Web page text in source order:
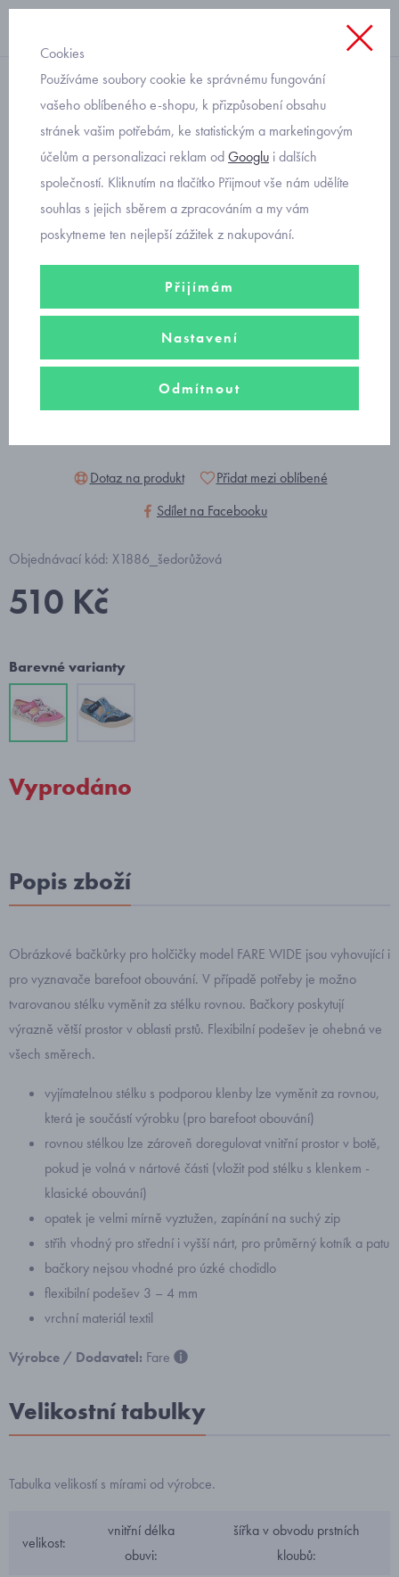
domácí obuv
Fare Wide dívčí bačkorky
7002451
Dotaz na produkt
Přidat mezi oblíbené
Sdílet na Facebooku
Objednávací kód: X1886_šedorůžová
510 Kč
Barevné varianty
Vyprodáno
Popis zboží
Obrázkové bačkůrky pro holčičky model FARE WIDE jsou vyhovující i
pro vyznavače barefoot obouvání. V případě potřeby je možno
tvarovanou stélku vyměnit za stélku rovnou. Bačkory poskytují
výrazně větší prostor v oblasti prstů. Flexibilní podešev je ohebná ve
všech směrech.
vyjímatelnou stélku s podporou klenby lze vyměnit za rovnou,
která je součástí výrobku (pro barefoot obouvání)
rovnou stélkou lze zároveň doregulovat vnitřní prostor v botě,
pokud je volná v nártové části (vložit pod stélku s klenkem -
klasické obouvání)
opatek je velmi mírně vyztužen, zapínání na suchý zip
střih vhodný pro střední i vyšší nárt, pro průměrný kotník a patu
bačkory nejsou vhodné pro úzké chodidlo
flexibilní podešev 3 – 4 mm
vrchní materiál textil
Výrobce / Dodavatel: Fare
Velikostní tabulky
Tabulka velikostí s mírami od výrobce.
velikost:
vnitřní délka
obuvi:
šířka v obvodu prstních
kloubů:
Cookies
Používáme soubory cookie ke správnému fungování
vašeho oblíbeného e-shopu, k přizpůsobení obsahu
stránek vašim potřebám, ke statistickým a marketingovým
účelům a personalizaci reklam odGooglu i dalších
společností. Kliknutím na tlačítko Přijmout vše nám udělíte
souhlas s jejich sběrem a zpracováním a my vám
poskytneme ten nejlepší zážitek z nakupování.
Přijímám
Nastavení
Odmítnout